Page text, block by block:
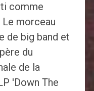
comme
morceau
de big band et
du
de la
'Down The